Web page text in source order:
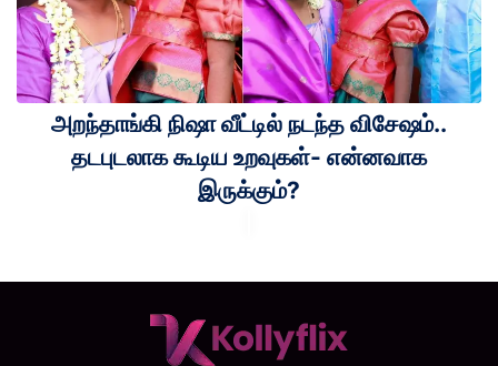
அறந்தாங்கி நிஷா வீட்டில் நடந்த விசேஷம்..
தடபுடலாக கூடிய உறவுகள்- என்னவாக
இருக்கும்?